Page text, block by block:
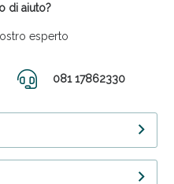
di aiuto?
esperto
081 17862330